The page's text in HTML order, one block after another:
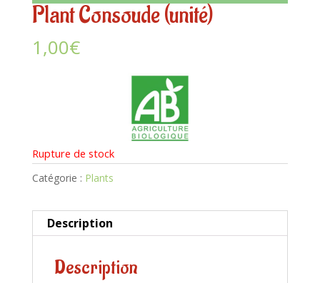
Plant Consoude (unité)
1,00€
Rupture de stock
Catégorie : Plants
Description
Description